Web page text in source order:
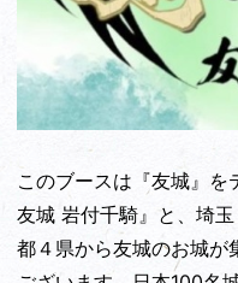
このブースは『友城』
友城 岩付千騎』と、埼
都４県から友城のお城が